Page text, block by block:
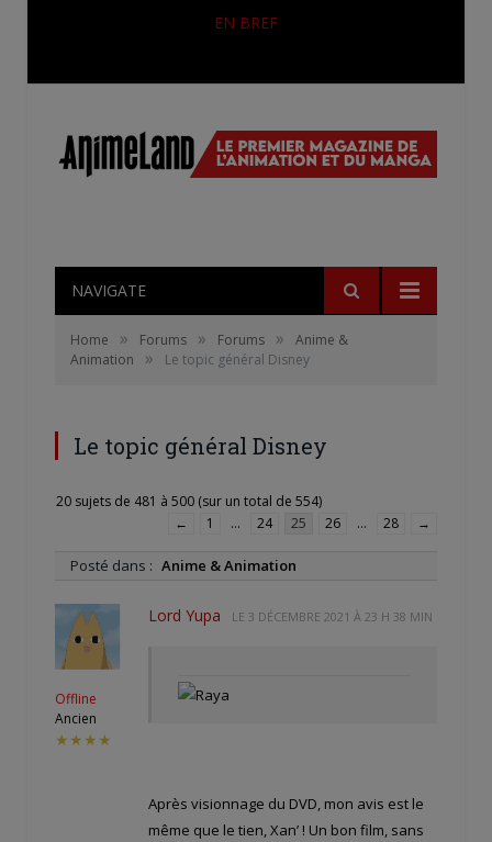
EN BREF
NAVIGATE
Home » Forums » Forums »
Anime &
Animation
» Le topic général Disney
Le topic général Disney
20 sujets de 481 à 500 (sur un total de 554)
←
1 … 24 25 26 … 28 →
Posté dans : Anime & Animation
Offline
Ancien
★★★★
Lord Yupa LE 3 DÉCEMBRE 2021 À 23 H 38 MIN
Après visionnage du DVD, mon avis est le
même que le tien, Xan’ ! Un bon film, sans